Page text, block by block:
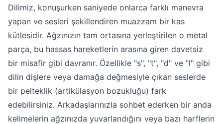
Dilimiz, konuşurken saniyede onlarca farklı manevra
yapan ve sesleri şekillendiren muazzam bir kas
kütlesidir. Ağzınızın tam ortasına yerleştirilen o metal
parça, bu hassas hareketlerin arasına giren davetsiz
bir misafir gibi davranır. Özellikle "s", "t", "d" ve "l" gibi
dilin dişlere veya damağa değmesiyle çıkan seslerde
bir pelteklik (artikülasyon bozukluğu) fark
edebilirsiniz. Arkadaşlarınızla sohbet ederken bir anda
kelimelerin ağzınızda yuvarlandığını veya bazı harflerin